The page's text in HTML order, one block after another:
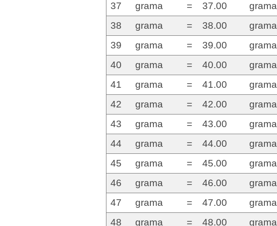
37
grama = 37.00
grama
38
grama = 38.00
grama
39
grama = 39.00
grama
40
grama = 40.00
grama
41
grama = 41.00
grama
42
grama = 42.00
grama
43
grama = 43.00
grama
44
grama = 44.00
grama
45
grama = 45.00
grama
46
grama = 46.00
grama
47
grama = 47.00
grama
48
grama = 48.00
grama